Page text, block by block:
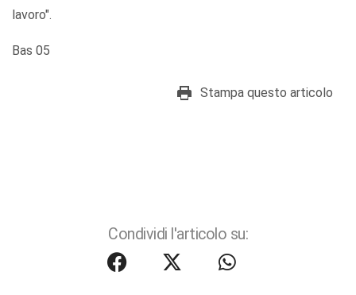
lavoro".
Bas 05
Stampa questo articolo
Condividi l'articolo su: